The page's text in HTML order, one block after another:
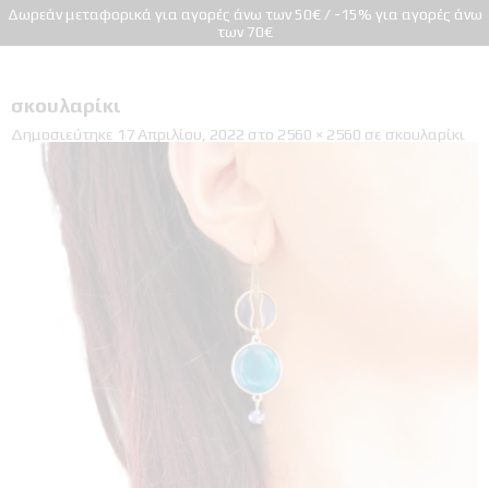
Δωρεάν μεταφορικά για αγορές άνω των 50€ / -15% για αγορές άνω
των 70€
σκουλαρίκι
Δημοσιεύτηκε 17 Απριλίου, 2022 στο 2560 × 2560 σε σκουλαρίκι